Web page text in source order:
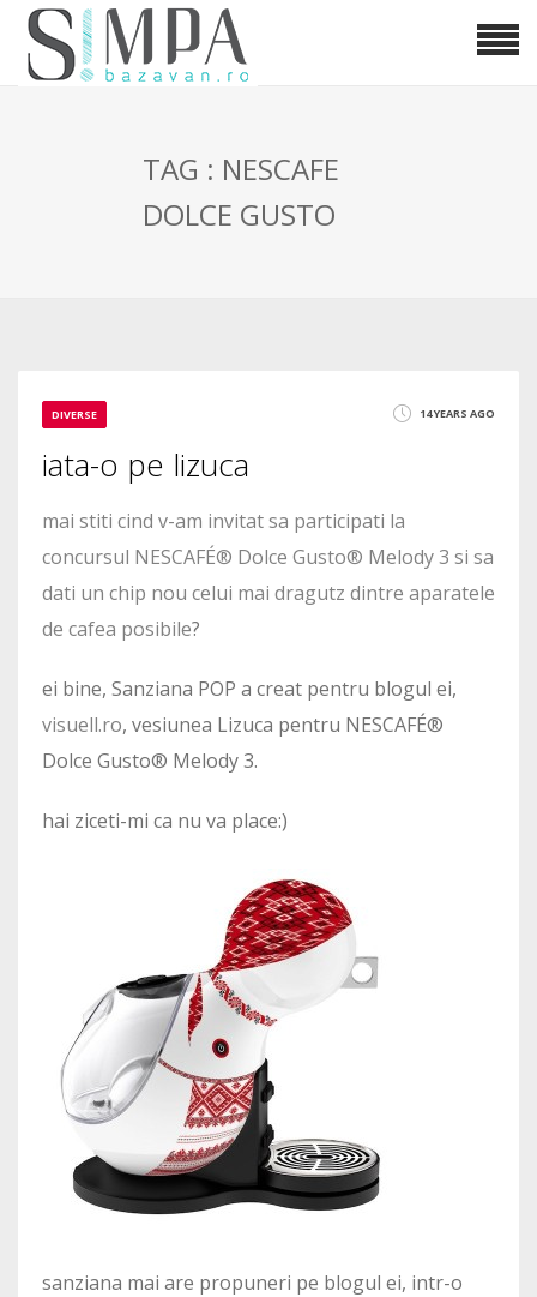
TAG : NESCAFE
DOLCE GUSTO
DIVERSE 14 YEARS AGO
iata-o pe lizuca
mai stiti cind v-am invitat sa participati la
concursul NESCAFÉ® Dolce Gusto® Melody 3 si sa
dati un chip nou celui mai dragutz dintre aparatele
de cafea posibile?
ei bine, Sanziana POP a creat pentru blogul ei,
visuell.ro, vesiunea Lizuca pentru NESCAFÉ®
Dolce Gusto® Melody 3.
hai ziceti-mi ca nu va place:)
sanziana mai are propuneri pe blogul ei, intr-o